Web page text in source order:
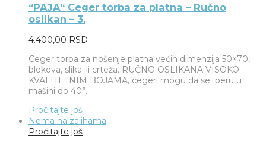
“PAJA“ Ceger torba za platna – Ručno
oslikan – 3.
4.400,00 RSD
Ceger torba za nošenje platna većih dimenzija 50×70,
blokova, slika ili crteža. RUČNO OSLIKANA VISOKO
KVALITETNIM BOJAMA, cegeri mogu da se peru u
mašini do 40°.
Pročitajte još
Nema na zalihama
Pročitajte još